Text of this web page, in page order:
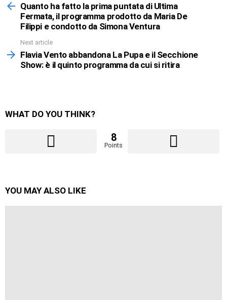
moreQuanto ha fatto la prima puntata di Ultima
Fermata, il programma prodotto da Maria De
Filippi e condotto da Simona Ventura
Next article
Flavia Vento abbandona La Pupa e il Secchione
Show: è il quinto programma da cui si ritira
WHAT DO YOU THINK?
8
Points
YOU MAY ALSO LIKE